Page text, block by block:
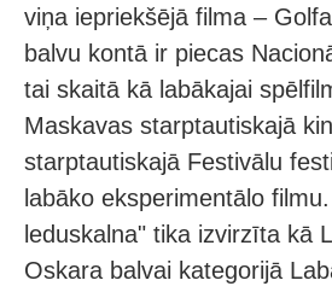
viņa iepriekšējā filma –
balvu kontā ir piecas
tai skaitā kā labākajai
Maskavas starptautiskajā
starptautiskajā Festivālu
labāko eksperimentālo
leduskalna" tika izvirzīta kā
Oskara balvai kategorijā